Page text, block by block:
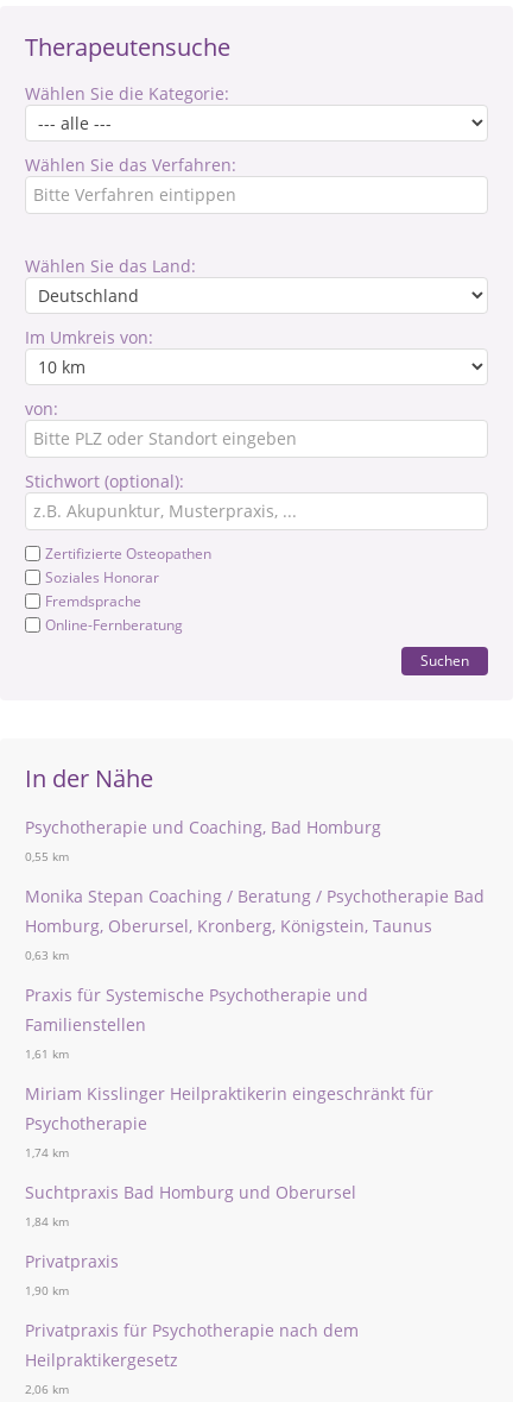
Therapeutensuche
Wählen Sie die Kategorie:
Wählen Sie das Verfahren:
Wählen Sie das Land:
Im Umkreis von:
von:
Stichwort (optional):
Zertifizierte Osteopathen
Soziales Honorar
Fremdsprache
Online-Fernberatung
Suchen
In der Nähe
Psychotherapie und Coaching, Bad Homburg
0,55 km
Monika Stepan Coaching / Beratung / Psychotherapie Bad
Homburg, Oberursel, Kronberg, Königstein, Taunus
0,63 km
Praxis für Systemische Psychotherapie und
Familienstellen
1,61 km
Miriam Kisslinger Heilpraktikerin eingeschränkt für
Psychotherapie
1,74 km
Suchtpraxis Bad Homburg und Oberursel
1,84 km
Privatpraxis
1,90 km
Privatpraxis für Psychotherapie nach dem
Heilpraktikergesetz
2,06 km